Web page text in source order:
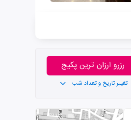
رزرو ارزان ترین پکیج
تغییر تاریخ و تعداد شب